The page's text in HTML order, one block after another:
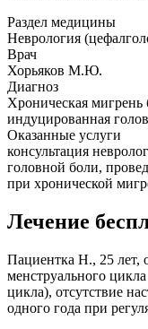
Раздел медицины
Неврология
Врач
Хорьяков М.Ю.
Диагноз
Хроническая мигрень
индуцированная
Оказанные услуги
консультация
головной боли,
при хронической
Лечение
Пациентка Н., 25 лет,
менструального
цикла), отсутствие
одного года при